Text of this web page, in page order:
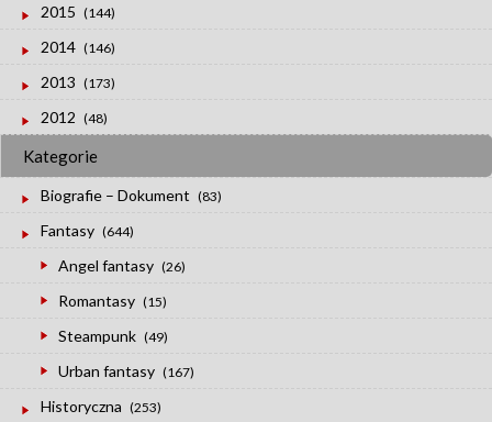
2015 (144)
2014 (146)
2013 (173)
2012 (48)
Kategorie
Biografie – Dokument (83)
Fantasy (644)
Angel fantasy (26)
Romantasy (15)
Steampunk (49)
Urban fantasy (167)
Historyczna (253)